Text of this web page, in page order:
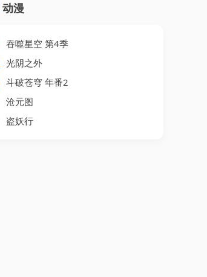
动漫
吞噬星空 第4季
光阴之外
斗破苍穹 年番2
沧元图
盗妖行